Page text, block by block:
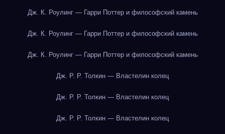
Дж. К. Роулинг — Гарри Поттер и философский камень
Дж. К. Роулинг — Гарри Поттер и философский камень
Дж. К. Роулинг — Гарри Поттер и философский камень
Дж. Р. Р. Толкин — Властелин колец
Дж. Р. Р. Толкин — Властелин колец
Дж. Р. Р. Толкин — Властелин колец